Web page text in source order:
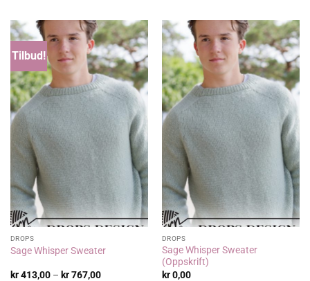
Tilbud!
DROPS
Sage Whisper Sweater
kr413,00 – kr767,00Prisområde:
DROPS
Sage Whisper Sweater
(Oppskrift)
kr0,00